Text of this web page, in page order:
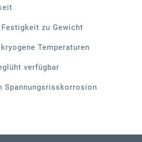
zu Gewicht
Temperaturen
verfügbar
Spannungsrisskorrosion